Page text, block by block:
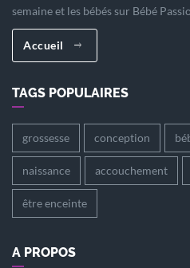
semaine et les bébés sur Bébé
Accueil
TAGS POPULAIRES
grossesse conception
naissance accouchement
être enceinte
A PROPOS